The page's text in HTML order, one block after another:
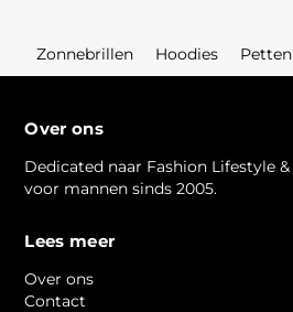
Zonnebrillen Hoodies Petten
Over ons
Dedicated naar Fashion Lifestyle &
voor mannen sinds 2005.
Lees meer
Over ons
Contact